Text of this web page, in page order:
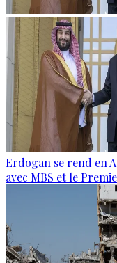
Erdogan se rend en
avec MBS et le